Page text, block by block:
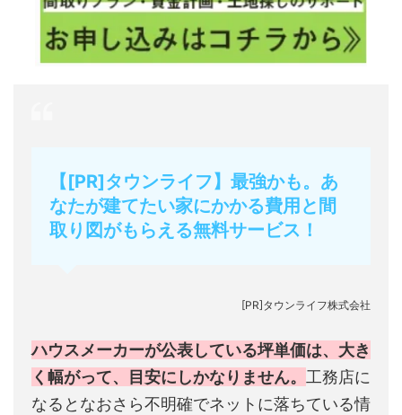
【[PR]タウンライフ】最強かも。あ
なたが建てたい家にかかる費用と間
取り図がもらえる無料サービス！
[PR]タウンライフ株式会社
ハウスメーカーが公表している坪単価は、大き
く幅がって、目安にしかなりません。 工務店に
なるとなおさら不明確でネットに落ちている情